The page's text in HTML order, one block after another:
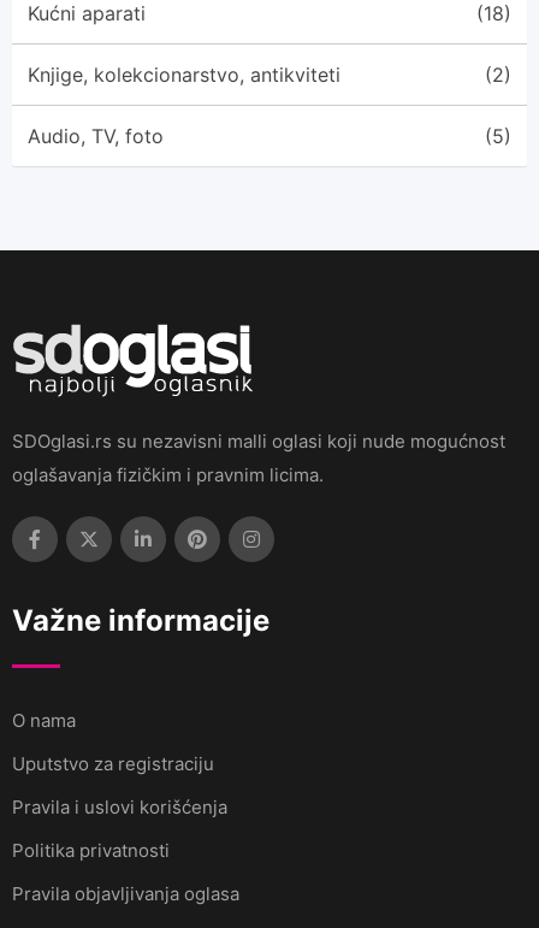
Kućni aparati (18)
Knjige, kolekcionarstvo, antikviteti (2)
Audio, TV, foto (5)
SDOglasi.rs su nezavisni malli oglasi koji nude mogućnost
oglašavanja fizičkim i pravnim licima.
Važne informacije
O nama
Uputstvo za registraciju
Pravila i uslovi korišćenja
Politika privatnosti
Pravila objavljivanja oglasa